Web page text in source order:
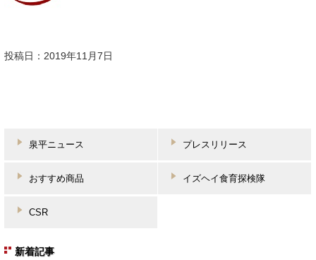
投稿日：2019年11月7日
泉平ニュース プレスリリース
おすすめ商品 イズヘイ食育探検隊
CSR
新着記事